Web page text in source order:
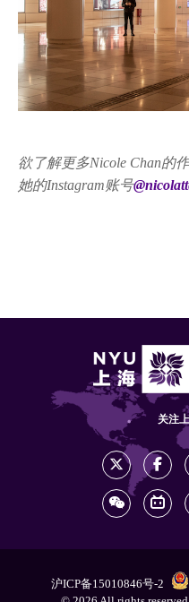
欲了解更多Nicole Chan的
她的Instagram账号
关注
沪ICP备15010846号-2